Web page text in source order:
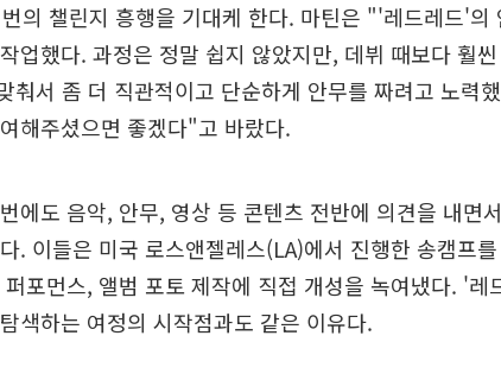
의 챌린지 흥행을 기대케 한다. 마틴은 "'레드레드'의
업했다. 과정은 정말 쉽지 않았지만, 데뷔 때보다 훨
춰서 좀 더 직관적이고 단순하게 안무를 짜려고 노력
해주셨으면 좋겠다"고 바랐다.
에도 음악, 안무, 영상 등 콘텐츠 전반에 의견을 내면
. 이들은 미국 로스앤젤레스(LA)에서 진행한 송캠프
포먼스, 앨범 포토 제작에 직접 개성을 녹여냈다. '레
색하는 여정의 시작점과도 같은 이유다.